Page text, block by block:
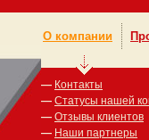
О компании
— Контакты
— Статусы нашей
— Отзывы клиентов
— Наши партнеры